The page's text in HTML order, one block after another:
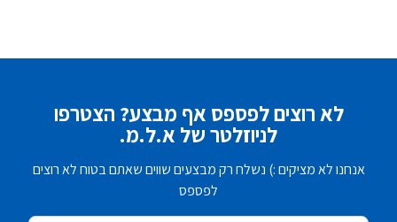
לא רוצים לפספס אף מבצע? הצטרפו
לניוזלטר של א.ל.מ.
אנחנו לא מציקים :) נשלח רק מבצעים שווים שאתם בטוח לא רוצים
לפספס